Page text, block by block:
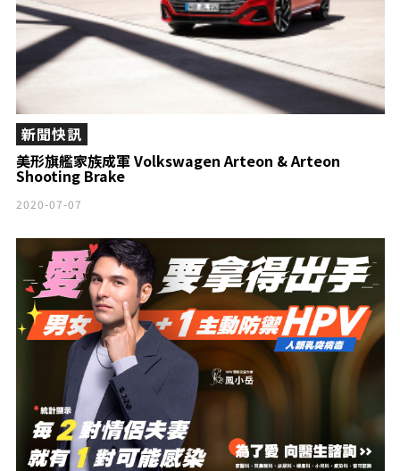
美形旗艦家族成軍 Volkswagen Arteon & Arteon
Shooting Brake
新聞快訊
2020-07-07